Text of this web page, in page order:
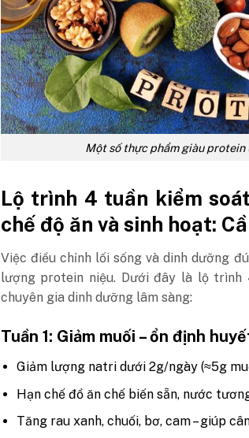
Một số thực phẩm giàu protein
Lộ trình 4 tuần kiểm
chế độ ăn và sinh hoạt:
Việc điều chỉnh lối sống và dinh dưỡng
lượng protein niệu. Dưới đây là lộ
chuyên gia dinh dưỡng lâm sàng:
Tuần 1: Giảm muối – ổn định
Giảm lượng natri dưới 2g/ngày (≈5g
Hạn chế đồ ăn chế biến sẵn, nước
Tăng rau xanh, chuối, bơ, cam – giúp